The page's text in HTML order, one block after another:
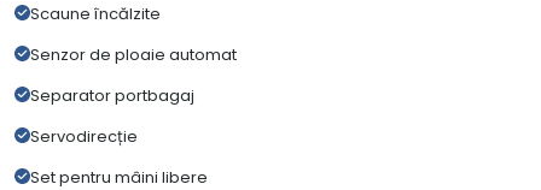
Scaune încălzite
Senzor de ploaie automat
Separator portbagaj
Servodirecție
Set pentru mâini libere